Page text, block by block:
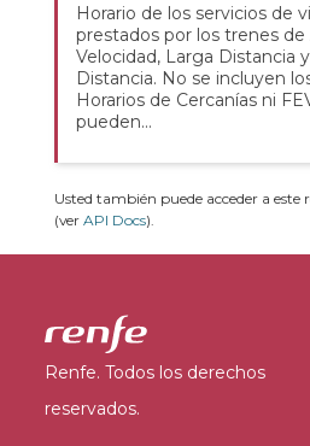
Horario de los servicios de
prestados por los trenes de
Velocidad, Larga Distancia
Distancia. No se incluyen
Horarios de Cercanías ni
pueden...
Usted también puede acceder a
(ver API Docs).
Renfe. Todos los derechos
reservados.